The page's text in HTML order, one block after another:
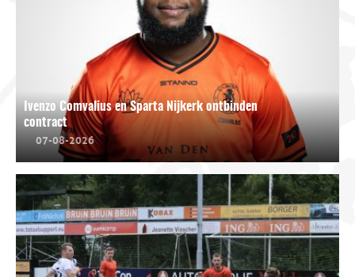
Ivenzo Comvalius en Sparta Nijkerk ontbinden
contract
07-08-2026